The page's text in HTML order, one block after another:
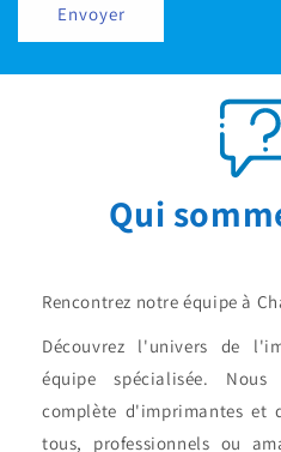
Envoyer
Qui
Rencontrez notre équipe à
Découvrez l'univers de
équipe spécialisée.
complète d'imprimantes et
tous, professionnels ou